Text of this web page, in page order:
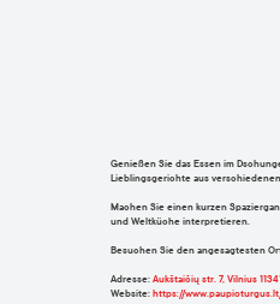
Genießen Sie das Essen im
Lieblingsgerichte aus verschiedenen
Machen Sie einen kurzen
und Weltküche interpretieren.
Besuchen Sie den angesagtesten
Adresse: Aukštaičių str. 7, Vilnius 11341
Website: https://